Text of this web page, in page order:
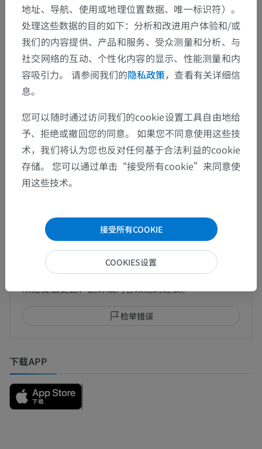
解剖层次
人体解剖学1
系统解剖学> 消化系统> 小肠> 黏膜> 肌肉粘膜
底层结构：这个解剖部位没有子结构
发现错误？
欢迎提出更正、翻译或内容改进的建议。
检举错误
下载APP
地址、导航、使用或地理位置数据、唯一标识符）。
处理这些数据的目的如下：分析和改进用户体验和/或
我们的内容提供、产品和服务、受众测量和分析、与
社交网络的互动、个性化内容的显示、性能测量和内
容吸引力。 请参阅我们的隐私政策，查看有关详细信
息。
您可以随时通过访问我们的cookie设置工具自由地给
予、拒绝或撤回您的同意。 如果您不同意使用这些技
术，我们将认为您也反对任何基于合法利益的cookie
存储。 您可以通过单击“接受所有cookie”来同意使
用这些技术。
接受所有COOKIE
COOKIES设置